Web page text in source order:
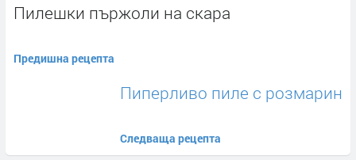
Пилешки пържоли на скара
Предишна рецепта
Пиперливо пиле с розмарин
Следваща рецепта